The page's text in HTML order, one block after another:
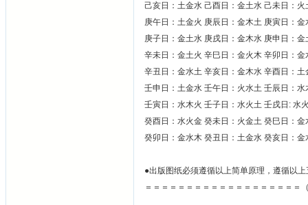
己亥日：土金水 己酉日：金土水 己未日：火
庚午日：土金火 庚辰日：金木土 庚寅日：金
庚子日：金土水 庚戌日：金木水 庚申日：金
辛未日：金土火 辛巳日：金火木 辛卯日：金
辛丑日：金水土 辛亥日：金木水 辛酉日：土
壬申日：土金水 壬午日：火水土 壬辰日：水
壬寅日：水木火 壬子日：水火土 壬戌日: 水
癸酉日：水火金 癸未日：火金土 癸巳日：金
癸卯日：金水木 癸丑日：土金水 癸亥日：金
●出版图纸必须遵循以上简单原理，遵循以
＝＝＝＝＝＝＝＝＝＝＝＝＝＝＝＝＝＝＝